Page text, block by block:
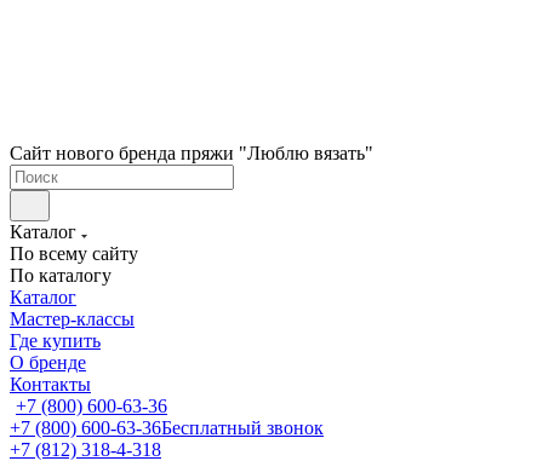
Сайт нового бренда пряжи "Люблю вязать"
Каталог
По всему сайту
По каталогу
Каталог
Мастер-классы
Где купить
О бренде
Контакты
+7 (800) 600-63-36
+7 (800) 600-63-36Бесплатный звонок
+7 (812) 318-4-318